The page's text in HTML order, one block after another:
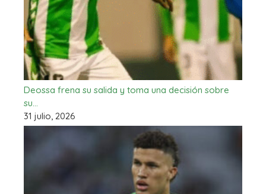
Deossa frena su salida y toma una decisión sobre
su…
31 julio, 2026